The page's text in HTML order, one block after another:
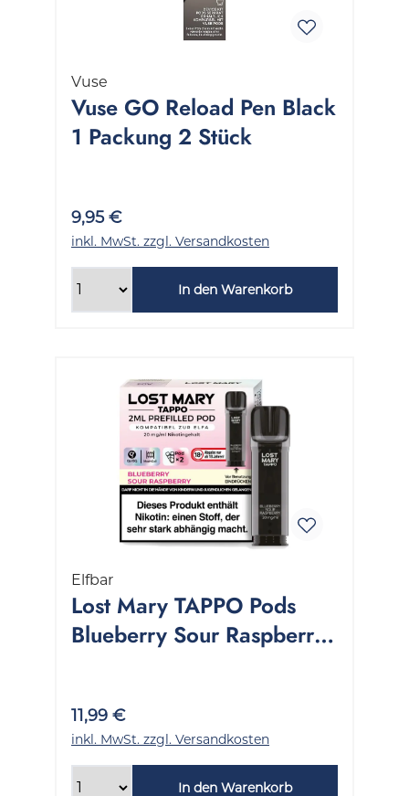
Vuse
Vuse GO Reload Pen Black
1 Packung 2 Stück
9,95 €
inkl. MwSt. zzgl. Versandkosten
In den Warenkorb
Elfbar
Lost Mary TAPPO Pods
Blueberry Sour Raspberry
11,99 €
inkl. MwSt. zzgl. Versandkosten
In den Warenkorb